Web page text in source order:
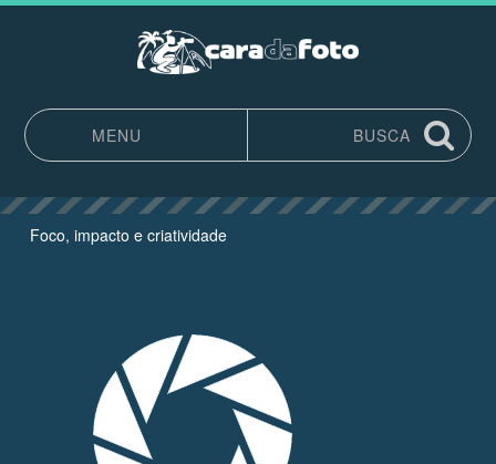
MENU
BUSCA
Foco, impacto e criatividade